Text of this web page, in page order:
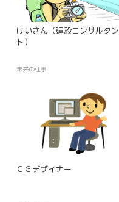
けいさん（建設コンサルタン
ト）
未来の仕事
ＣＧデザイナー